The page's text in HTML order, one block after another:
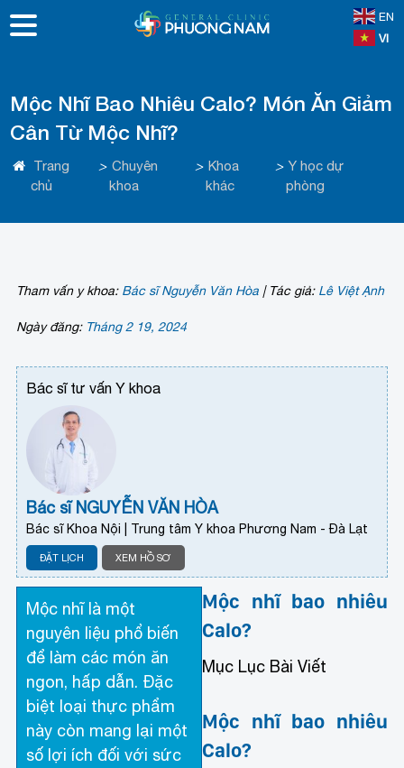
EN
VI
Mộc Nhĩ Bao Nhiêu Calo? Món Ăn Giảm
Cân Từ Mộc Nhĩ?
Trang
chủ
> Chuyên
khoa
> Khoa
khác
> Y học dự
phòng
Tham vấn y khoa: Bác sĩ Nguyễn Văn Hòa |Tác giả: Lê Việt Ạnh
Ngày đăng: Tháng 2 19, 2024
Bác sĩ tư vấn Y khoa
Bác sĩ NGUYỄN VĂN HÒA
Bác sĩ Khoa Nội | Trung tâm Y khoa Phương Nam - Đà Lạt
ĐẶT LỊCH XEM HỒ SƠ
Mộc nhĩ là một
nguyên liệu phổ biến
để làm các món ăn
ngon, hấp dẫn. Đặc
biệt loại thực phẩm
này còn mang lại một
số lợi ích đối với sức
Mộc nhĩ bao nhiêu
Calo?
Mục Lục Bài Viết
Mộc nhĩ bao nhiêu
Calo?